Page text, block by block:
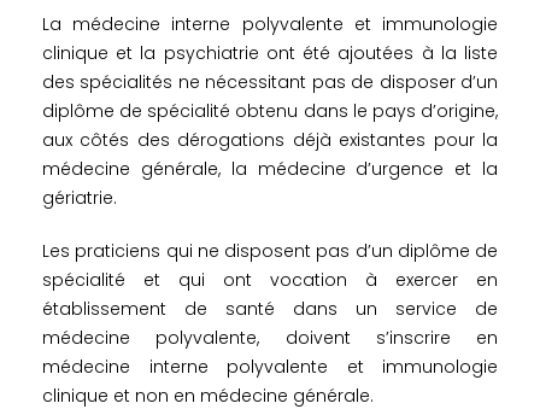
La médecine interne polyvalente et immunologie
clinique et la psychiatrie ont été ajoutées à la liste
des spécialités ne nécessitant pas de disposer d’un
diplôme de spécialité obtenu dans le pays d’origine,
aux côtés des dérogations déjà existantes pour la
médecine générale, la médecine d’urgence et la
gériatrie.
Les praticiens qui ne disposent pas d’un diplôme de
spécialité et qui ont vocation à exercer en
établissement de santé dans un service de
médecine polyvalente, doivent s’inscrire en
médecine interne polyvalente et immunologie
clinique et non en médecine générale.